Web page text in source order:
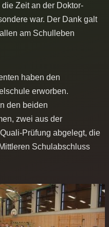
Zeit an der Doktor-
war. Der Dank galt
am Schulleben
haben den
erworben.
den beiden
zwei aus der
Prüfung abgelegt, die
Schulabschluss